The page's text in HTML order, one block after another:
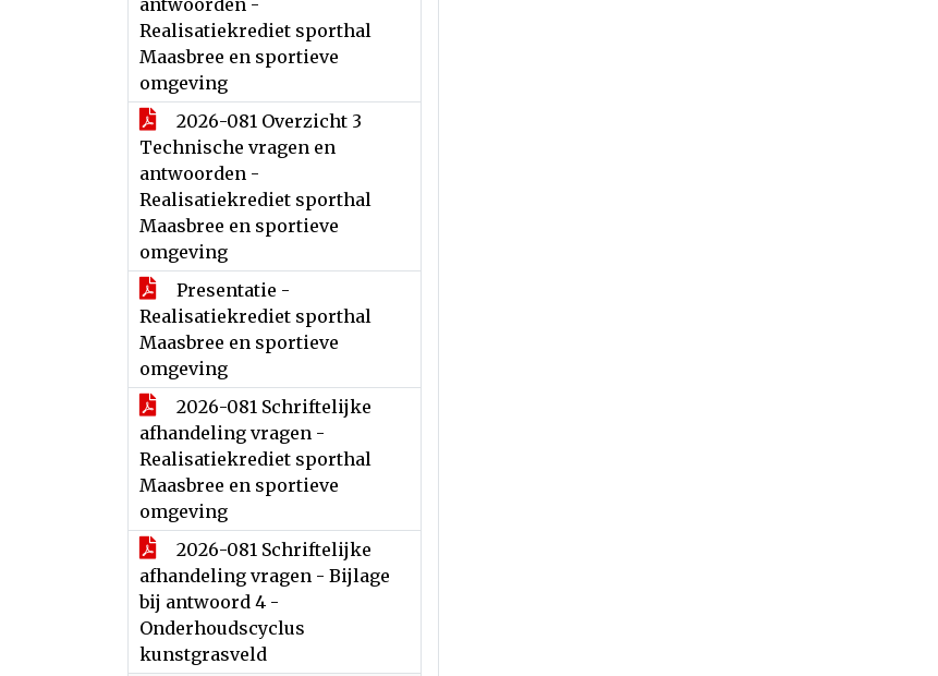
antwoorden -
Realisatiekrediet sporthal
Maasbree en sportieve
omgeving
2026-081 Overzicht 3
Technische vragen en
antwoorden -
Realisatiekrediet sporthal
Maasbree en sportieve
omgeving
Presentatie -
Realisatiekrediet sporthal
Maasbree en sportieve
omgeving
2026-081 Schriftelijke
afhandeling vragen -
Realisatiekrediet sporthal
Maasbree en sportieve
omgeving
2026-081 Schriftelijke
afhandeling vragen - Bijlage
bij antwoord 4 -
Onderhoudscyclus
kunstgrasveld